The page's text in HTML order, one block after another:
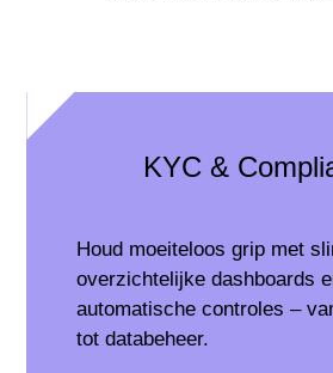
KYC &
Houd moeiteloos grip met
overzichtelijke dashboards
automatische controles –
tot databeheer.